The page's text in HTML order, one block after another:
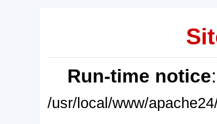
Run-time notice
/usr/local/www/